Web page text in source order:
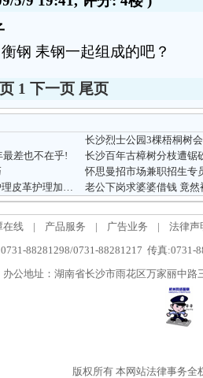
钢 耒钢一起组成的吧？
1 下一页 尾页
差也不在乎!
长沙百年古樟树分枝遭锯
怀思曼招市场兼职招生专
广州革之达人打造高端奢侈品护理皮革护理加盟服务新境界
老公下岗求婆婆借钱 竟然
在线 | 产品服务 | 广告业务 |
法律声
88281298/0731-88281217 传真:0731-
办公地址：湖南省长沙市雨花区万家丽中
版权所有本网站法律事务全